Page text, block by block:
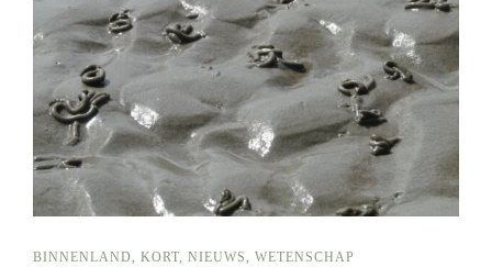
BINNENLAND, KORT, NIEUWS, WETENSCHAP